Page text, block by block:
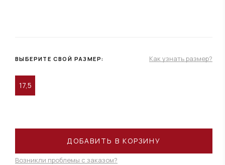
ВЫБЕРИТЕ СВОЙ РАЗМЕР: Как узнать размер?
17,5
ДОБАВИТЬ В КОРЗИНУ
Возникли проблемы с заказом?